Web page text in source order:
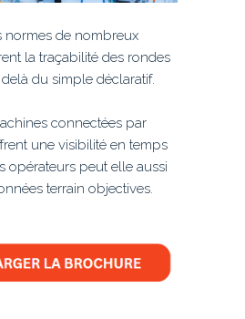
normes de nombreux
la traçabilité des rondes
du simple déclaratif.
connectées par
une visibilité en temps
opérateurs peut elle aussi
terrain objectives.